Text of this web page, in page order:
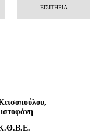
ΕΙΣΙΤΗΡΙΑ